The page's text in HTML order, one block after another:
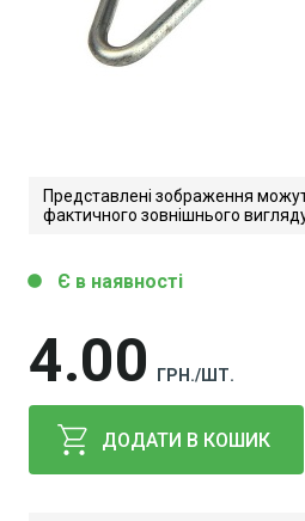
Представлені зображення
фактичного зовнішнього
4 00 ГРН./ШТ.
circle Є в наявності
ДОДАТИ В КОШИК